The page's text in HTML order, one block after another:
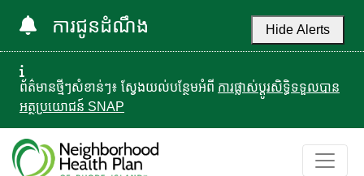
ការជូនដំណឹង Hide Alerts
ព័ត៌មានថ្មីៗសំខាន់ៗ៖ ស្វែងយល់បន្ថែមអំពី ការផ្លាស់ប្តូរសិទ្ធិទទួលបាន
អត្ថប្រយោជន៍ SNAP